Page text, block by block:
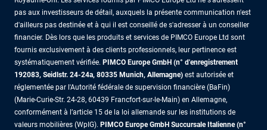
pas aux investisseurs de détail, auxquels la présente communication n'est
d'ailleurs pas destinée et à qui il est conseillé de s'adresser à un conseiller
financier. Dès lors que les produits et services de PIMCO Europe Ltd sont
fournis exclusivement à des clients professionnels, leur pertinence est
systématiquement vérifiée. PIMCO Europe GmbH (n° d'enregistrement
192083, Seidlstr. 24-24a, 80335 Munich, Allemagne) est autorisée et
réglementée par l'Autorité fédérale de supervision financière (BaFin)
(Marie-Curie-Str. 24-28, 60439 Francfort-sur-le-Main) en Allemagne,
conformément à l’article 15 de la loi allemande sur les institutions de
valeurs mobilières (WpIG). PIMCO Europe GmbH Succursale Italienne (n°